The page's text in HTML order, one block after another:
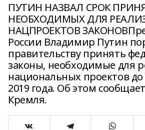
ПУТИН НАЗВАЛ СРОК
НЕОБХОДИМЫХ ДЛЯ
НАЦПРОЕКТОВ
России Владимир Путин
правительству принять
законы, необходимые для
национальных проектов до
2019 года. Об этом
Кремля.